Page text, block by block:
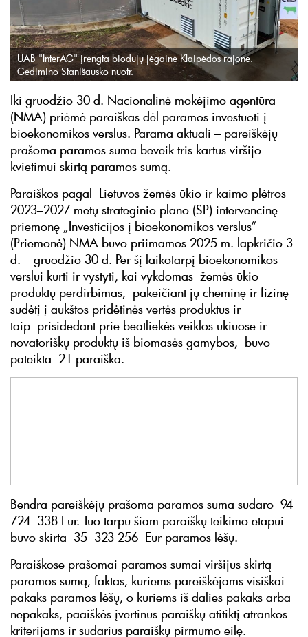
UAB "InterAG" įrengta biodujų jėgainė Klaipėdos rajone.
Gedimino Stanišausko nuotr.
Iki gruodžio 30 d. Nacionalinė mokėjimo agentūra
(NMA) priėmė paraiškas dėl paramos investuoti į
bioekonomikos verslus. Parama aktuali – pareiškėjų
prašoma paramos suma beveik tris kartus viršijo
kvietimui skirtą paramos sumą.
Paraiškos pagal Lietuvos žemės ūkio ir kaimo plėtros
2023–2027 metų strateginio plano (SP) intervencinę
priemonę „Investicijos į bioekonomikos verslus“
(Priemonė) NMA buvo priimamos 2025 m. lapkričio 3
d. – gruodžio 30 d. Per šį laikotarpį bioekonomikos
verslui kurti ir vystyti, kai vykdomas žemės ūkio
produktų perdirbimas, pakeičiant jų cheminę ir fizinę
sudėtį į aukštos pridėtinės vertės produktus ir
taip prisidedant prie beatliekės veiklos ūkiuose ir
novatoriškų produktų iš biomasės gamybos, buvo
pateikta 21 paraiška.
Bendra pareiškėjų prašoma paramos suma sudaro 94
724 338 Eur. Tuo tarpu šiam paraiškų teikimo etapui
buvo skirta 35 323 256 Eur paramos lėšų.
Paraiškose prašomai paramos sumai viršijus skirtą
paramos sumą, faktas, kuriems pareiškėjams visiškai
pakaks paramos lėšų, o kuriems iš dalies pakaks arba
nepakaks, paaiškės įvertinus paraiškų atitiktį atrankos
kriterijams ir sudarius paraiškų pirmumo eilę.